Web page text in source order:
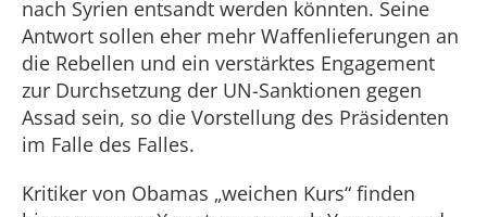
nach Syrien entsandt werden könnten. Seine
Antwort sollen eher mehr Waffenlieferungen an
die Rebellen und ein verstärktes Engagement
zur Durchsetzung der UN-Sanktionen gegen
Assad sein, so die Vorstellung des Präsidenten
im Falle des Falles.
Kritiker von Obamas „weichen Kurs“ finden